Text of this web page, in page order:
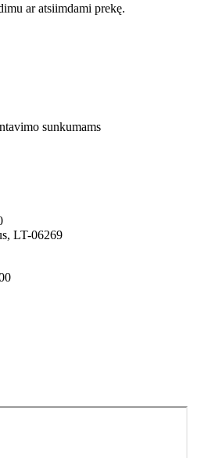
ar atsiimdami prekę.
sunkumams
LT-06269